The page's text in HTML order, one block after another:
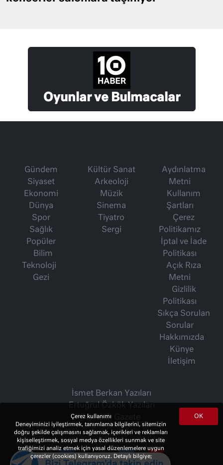
Oyunlar ve Bulmacalar
Gündem
Siyaset
Ekonomi
Dünya
Spor
Sağlık
Popüler
Bilim
Teknoloji
Gezi
Kültür Sanat
Arkeoloji
Müzik
Sinema
Tiyatro
Sergi
Aydınlatma
Metni
Kullanım
Şartları
Çerez
Politikamız
İptal ve İade
Politikası
Açık Rıza
Metni
Gizlilik
Politikası
Sıkça Sorulan
Sorular
Hakkımızda
Künye
İletişim
İsmet Berkan Yazıları
Haftalık Gazete
OK
Çerez kullanımı
Deneyiminizi iyileştirmek, tanımlama bilgilerini, sitemizin
doğru şekilde çalışmasını sağlamak, içerikleri ve reklamları
kişiselleştirmek, sosyal medya özellikleri sunmak ve site
trafiğimizi analiz etmek için yasal düzenlemelere uygun
çerezler (cookies) kullanıyoruz. Detaylı bilgiye;